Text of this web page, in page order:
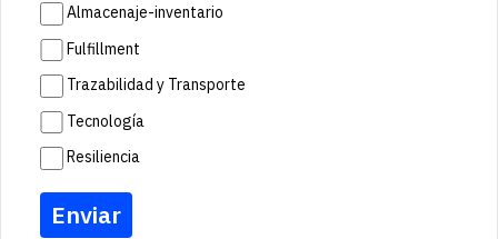
Almacenaje-inventario
Fulfillment
Trazabilidad y Transporte
Tecnología
Resiliencia
Enviar